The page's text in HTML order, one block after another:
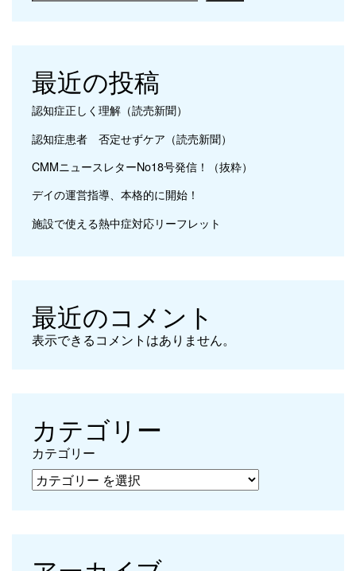
最近の投稿
認知症正しく理解（読売新聞）
認知症患者 否定せずケア（読売新聞）
CMMニュースレターNo18号発信！（抜粋）
デイの運営指導、本格的に開始！
施設で使える熱中症対応リーフレット
最近のコメント
表示できるコメントはありません。
カテゴリー
カテゴリー